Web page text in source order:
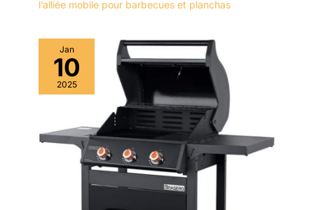
l’alliée mobile pour barbecues et planchas
Jan
10
2025